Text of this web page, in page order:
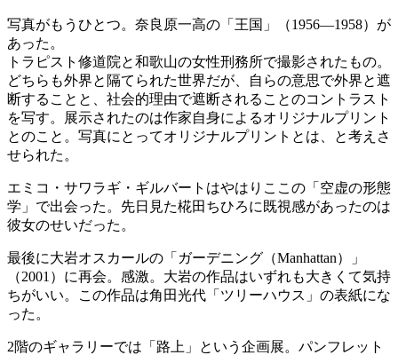
写真がもうひとつ。奈良原一高の「王国」（1956―1958）が
あった。
トラピスト修道院と和歌山の女性刑務所で撮影されたもの。
どちらも外界と隔てられた世界だが、自らの意思で外界と遮
断することと、社会的理由で遮断されることのコントラスト
を写す。展示されたのは作家自身によるオリジナルプリント
とのこと。写真にとってオリジナルプリントとは、と考えさ
せられた。
エミコ・サワラギ・ギルバートはやはりここの「空虚の形態
学」で出会った。先日見た椛田ちひろに既視感があったのは
彼女のせいだった。
最後に大岩オスカールの「ガーデニング（Manhattan）」
（2001）に再会。感激。大岩の作品はいずれも大きくて気持
ちがいい。この作品は角田光代「ツリーハウス」の表紙にな
った。
2階のギャラリーでは「路上」という企画展。パンフレット